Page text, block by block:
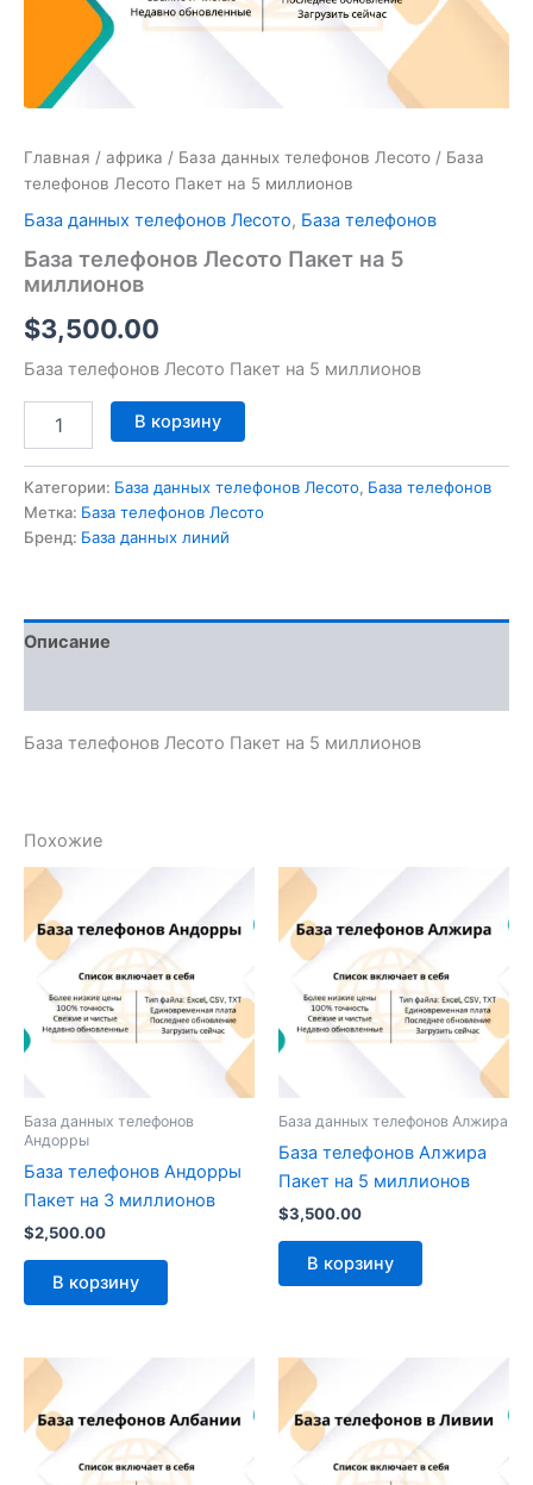
Главная / африка / База данных телефонов Лесото / База
телефонов Лесото Пакет на 5 миллионов
База данных телефонов Лесото, База телефонов
База телефонов Лесото Пакет на 5
миллионов
$3,500.00
База телефонов Лесото Пакет на 5 миллионов
В корзину
Категории: База данных телефонов Лесото, База телефонов
Метка: База телефонов Лесото
Бренд: База данных линий
Описание
База телефонов Лесото Пакет на 5 миллионов
Похожие
База данных телефонов
Андорры
База телефонов Андорры
Пакет на 3 миллионов
$2,500.00
В корзину
База данных телефонов Алжира
База телефонов Алжира
Пакет на 5 миллионов
$3,500.00
В корзину